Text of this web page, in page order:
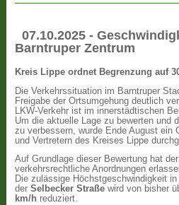
07.10.2025 -
Barntruper Zentrum
Kreis Lippe ordnet Begrenzung auf
Die Verkehrssituation im Barntruper
Freigabe der Ortsumgehung deutlich
LKW-Verkehr ist im innerstädtischen
Um die aktuelle Lage zu bewerten und
zu verbessern, wurde Ende August ein
und Vertretern des Kreises Lippe
Auf Grundlage dieser Bewertung hat
verkehrsrechtliche Anordnungen
Die zulässige Höchstgeschwindigkeit in
derSelbecker Straße wird von bisher
km/h reduziert.